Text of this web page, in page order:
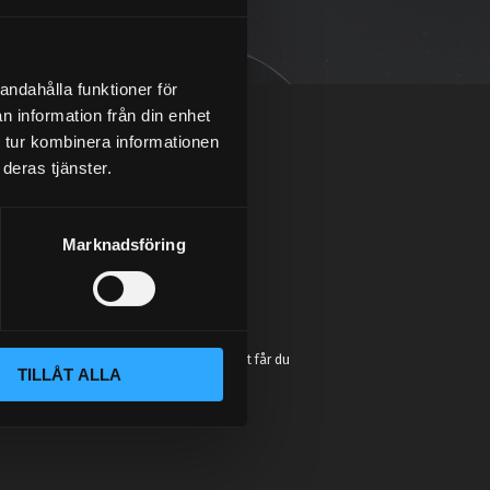
funktioner för
information från din enhet
kombinera informationen
tjänster.
Marknadsföring
TILLÅT ALLA
kundtjänst och mångårig erfarenhet får du
blir tom!